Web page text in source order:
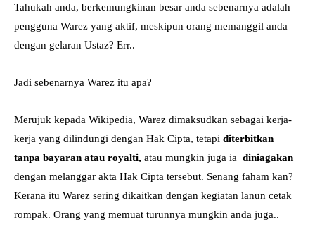
Tahukah anda, berkemungkinan besar anda sebenarnya adalah
pengguna Warez yang aktif, meskipun orang memanggil anda
dengan gelaran Ustaz? Err..
Jadi sebenarnya Warez itu apa?
Merujuk kepada Wikipedia, Warez dimaksudkan sebagai kerja-
kerja yang dilindungi dengan Hak Cipta, tetapi diterbitkan
tanpa bayaran atau royalti, atau mungkin juga ia diniagakan
dengan melanggar akta Hak Cipta tersebut. Senang faham kan?
Kerana itu Warez sering dikaitkan dengan kegiatan lanun cetak
rompak. Orang yang memuat turunnya mungkin anda juga..